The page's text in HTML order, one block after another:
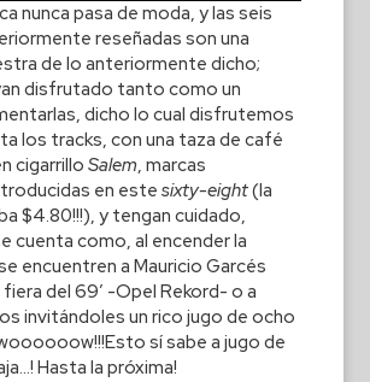
nunca pasa de moda, y las seis
reseñadas son una
de lo anteriormente dicho;
disfrutado tanto como un
dicho lo cual disfrutemos
los tracks, con una taza de café
cigarrillo Salem, marcas
en este sixty-eight(la
$4.80!!!), y tengan cuidado,
cuenta como, al encender la
encuentren a Mauricio Garcés
del 69′ -Opel Rekord- o a
invitándoles un rico jugo de ocho
sí sabe a jugo de
Hasta la próxima!